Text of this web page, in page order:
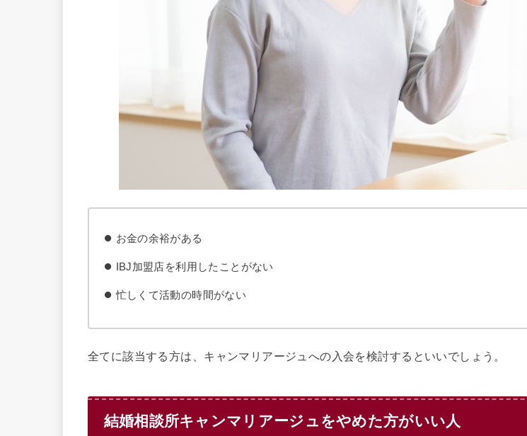
お金の余裕がある
IBJ加盟店を利用したことがない
忙しくて活動の時間がない
全てに該当する方は、キャンマリアージュへの入会を検討するといいでしょう。
結婚相談所キャンマリアージュをやめた方がいい人